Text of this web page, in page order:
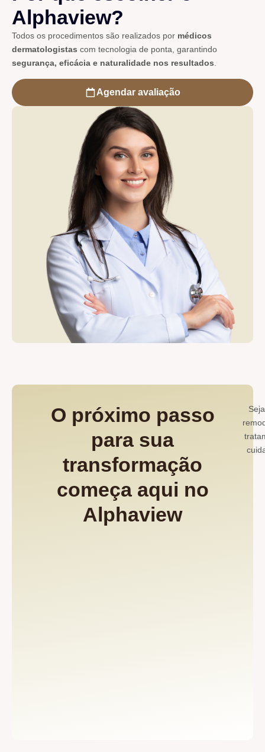
Alphaview?
Todos os procedimentos são realizados por médicos
dermatologistas com tecnologia de ponta, garantindo
segurança, eficácia e naturalidade nos resultados.
Agendar avaliação
O próximo passo
para sua
transformação
começa aqui no
Alphaview